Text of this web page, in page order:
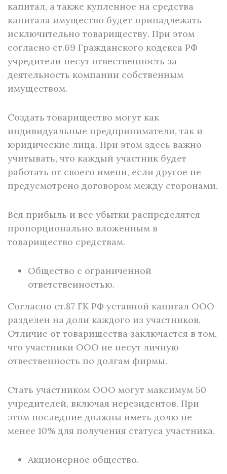
капитал, а также купленное на средства
капитала имущество будет принадлежать
исключительно товариществу. При этом
согласно ст.69 Гражданского кодекса РФ
учредители несут отвественность за
деятельность компании собственным
имуществом.
Создать товарищество могут как
индивидуальные предприниматели, так и
юридические лица. При этом здесь важно
учитывать, что каждый участник будет
работать от своего имени, если другое не
предусмотрено договором между сторонами.
Вся прибыль и все убытки распределятся
пропорционально вложенным в
товарищество средствам.
Общество с ограниченной
ответственностью.
Согласно ст.87 ГК РФ уставной капитал ООО
разделен на доли каждого из участников.
Отличие от товарищества заключается в том,
что участники ООО не несут личную
отвественность по долгам фирмы.
Стать участником ООО могут максимум 50
учредителей, включая нерезидентов. При
этом последние должны иметь долю не
менее 10% для получения статуса участника.
Акционерное общество.